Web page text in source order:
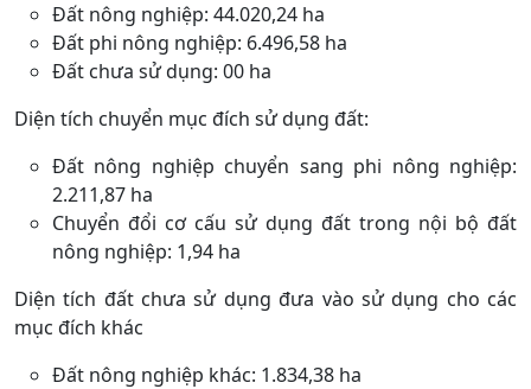
Đất nông nghiệp: 44.020,24 ha
Đất phi nông nghiệp: 6.496,58 ha
Đất chưa sử dụng: 00 ha
Diện tích chuyển mục đích sử dụng đất:
Đất nông nghiệp chuyển sang phi nông nghiệp:
2.211,87 ha
Chuyển đổi cơ cấu sử dụng đất trong nội bộ đất
nông nghiệp: 1,94 ha
Diện tích đất chưa sử dụng đưa vào sử dụng cho các
mục đích khác
Đất nông nghiệp khác: 1.834,38 ha